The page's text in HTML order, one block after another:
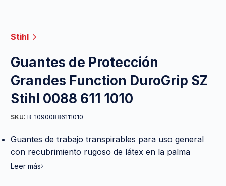
Stihl
Guantes de Protección
Grandes Function DuroGrip SZ
Stihl 0088 611 1010
SKU: B-10900886111010
Guantes de trabajo transpirables para uso general
con recubrimiento rugoso de látex en la palma
Leer más